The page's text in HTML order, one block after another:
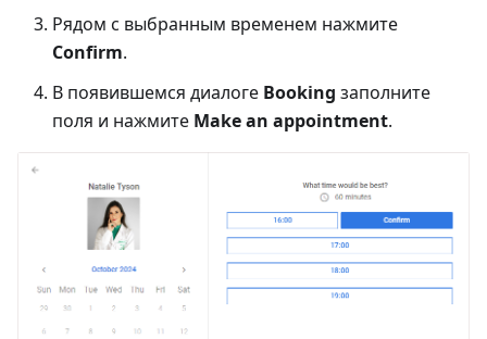
Рядом с выбранным временем нажмите
Confirm.
В появившемся диалоге Booking заполните
поля и нажмите Make an appointment.